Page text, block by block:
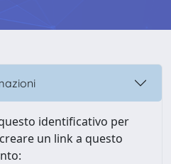
identificativo per
un link a questo